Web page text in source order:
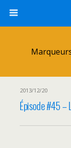
2013/12/20
Épisode #45 –